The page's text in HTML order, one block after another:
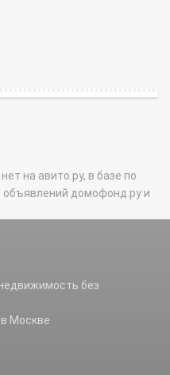
на авито.ру, в базе по
объявлений домофонд.ру и
без
Москве